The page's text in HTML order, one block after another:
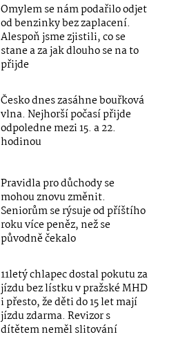
Omylem se nám podařilo odjet
od benzinky bez zaplacení.
Alespoň jsme zjistili, co se
stane a za jak dlouho se na to
přijde
Česko dnes zasáhne bouřková
vlna. Nejhorší počasí přijde
odpoledne mezi 15. a 22.
hodinou
Pravidla pro důchody se
mohou znovu změnit.
Seniorům se rýsuje od příštího
roku více peněz, než se
původně čekalo
11letý chlapec dostal pokutu za
jízdu bez lístku v pražské MHD
i přesto, že děti do 15 let mají
jízdu zdarma. Revizor s
dítětem neměl slitování